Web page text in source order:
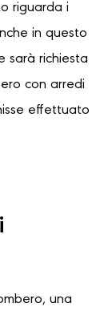
riguarda i
in questo
sarà richiesta
con arredi
effettuato
una